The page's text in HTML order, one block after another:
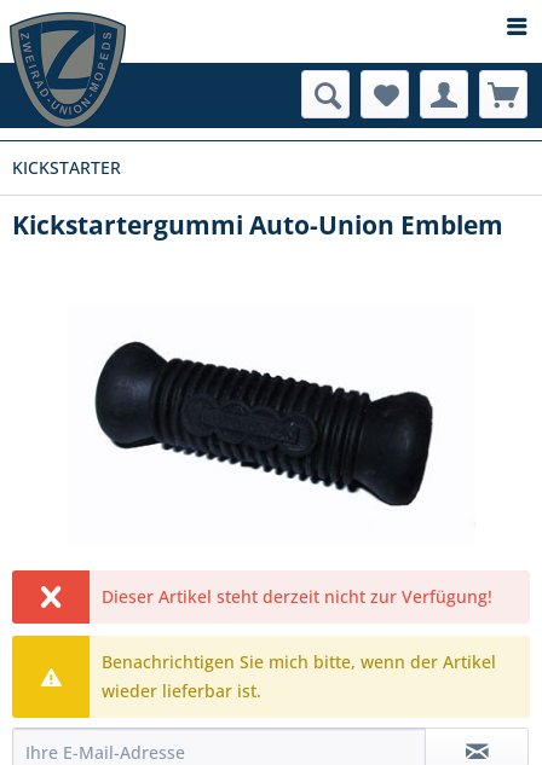
KICKSTARTER
Kickstartergummi Auto-Union Emblem
Dieser Artikel steht derzeit nicht zur Verfügung!
Benachrichtigen Sie mich bitte, wenn der Artikel
wieder lieferbar ist.